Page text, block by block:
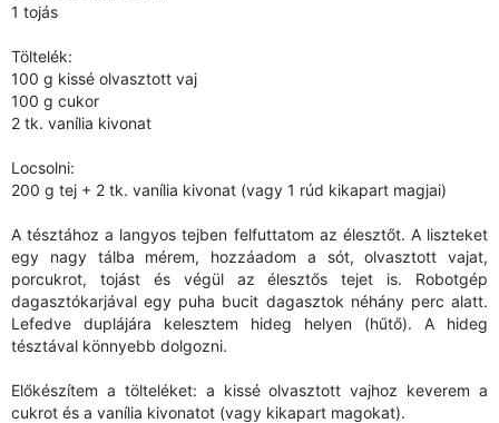
1 tojás
Töltelék:
100 g kissé olvasztott vaj
100 g cukor
2 tk. vanília kivonat
Locsolni:
200 g tej + 2 tk. vanília kivonat (vagy 1 rúd kikapart magjai)
A tésztához a langyos tejben felfuttatom az élesztőt. A liszteket
egy nagy tálba mérem, hozzáadom a sót, olvasztott vajat,
porcukrot, tojást és végül az élesztős tejet is. Robotgép
dagasztókarjával egy puha bucit dagasztok néhány perc alatt.
Lefedve duplájára kelesztem hideg helyen (hűtő). A hideg
tésztával könnyebb dolgozni.
Előkészítem a tölteléket: a kissé olvasztott vajhoz keverem a
cukrot és a vanília kivonatot (vagy kikapart magokat).